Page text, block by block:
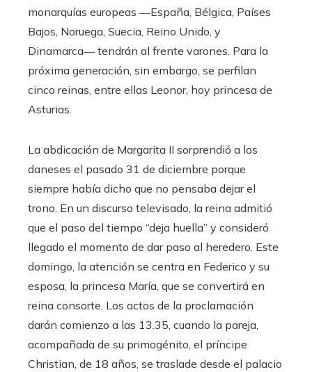
monarquías europeas ―España, Bélgica, Países
Bajos, Noruega, Suecia, Reino Unido, y
Dinamarca― tendrán al frente varones. Para la
próxima generación, sin embargo, se perfilan
cinco reinas, entre ellas Leonor, hoy princesa de
Asturias.
La abdicación de Margarita II sorprendió a los
daneses el pasado 31 de diciembre porque
siempre había dicho que no pensaba dejar el
trono. En un discurso televisado, la reina admitió
que el paso del tiempo “deja huella” y consideró
llegado el momento de dar paso al heredero. Este
domingo, la atención se centra en Federico y su
esposa, la princesa María, que se convertirá en
reina consorte. Los actos de la proclamación
darán comienzo a las 13.35, cuando la pareja,
acompañada de su primogénito, el príncipe
Christian, de 18 años, se traslade desde el palacio